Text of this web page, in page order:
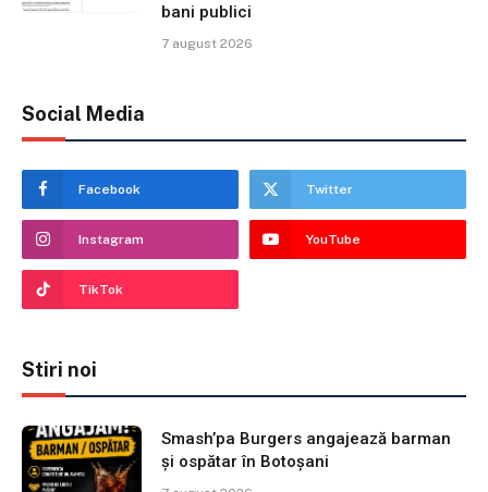
bani publici
7 august 2026
Social Media
Facebook Twitter
Instagram YouTube
TikTok
Stiri noi
Smash’pa Burgers angajează barman
și ospătar în Botoșani